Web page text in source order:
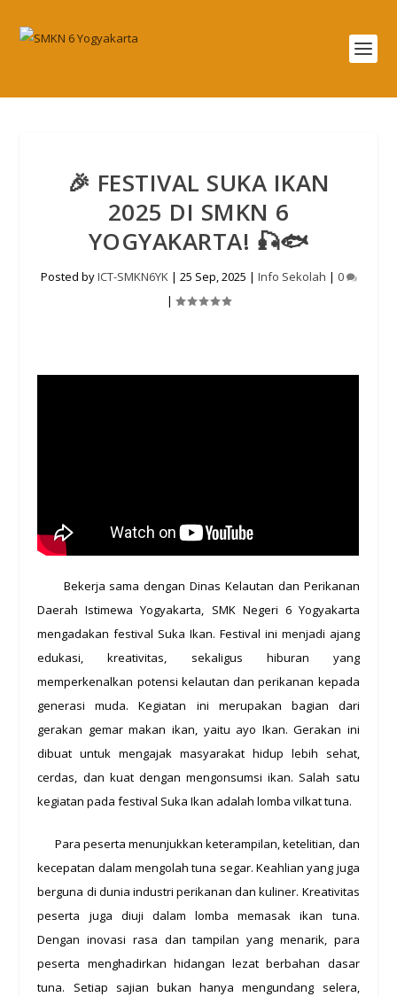
🎉 FESTIVAL SUKA IKAN
2025 DI SMKN 6
YOGYAKARTA! 🎣🐟
Posted byICT-SMKN6YK| 25 Sep, 2025 | Info Sekolah | 0
|
Bekerja sama dengan Dinas Kelautan dan Perikanan
Daerah Istimewa Yogyakarta, SMK Negeri 6 Yogyakarta
mengadakan festival Suka Ikan. Festival ini menjadi ajang
edukasi, kreativitas, sekaligus hiburan yang
memperkenalkan potensi kelautan dan perikanan kepada
generasi muda. Kegiatan ini merupakan bagian dari
gerakan gemar makan ikan, yaitu ayo Ikan. Gerakan ini
dibuat untuk mengajak masyarakat hidup lebih sehat,
cerdas, dan kuat dengan mengonsumsi ikan. Salah satu
kegiatan pada festival Suka Ikan adalah lomba vilkat tuna.
Para peserta menunjukkan keterampilan, ketelitian, dan
kecepatan dalam mengolah tuna segar. Keahlian yang juga
berguna di dunia industri perikanan dan kuliner. Kreativitas
peserta juga diuji dalam lomba memasak ikan tuna.
Dengan inovasi rasa dan tampilan yang menarik, para
peserta menghadirkan hidangan lezat berbahan dasar
tuna. Setiap sajian bukan hanya mengundang selera,